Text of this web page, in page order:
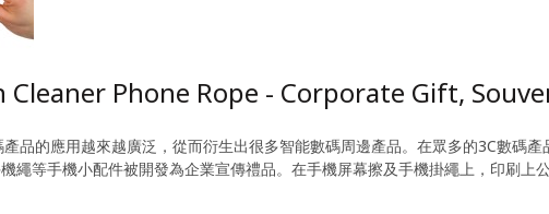
Cleaner Phone Rope - Corporate Gift,
產品的應用越來越廣泛，從而衍生出很多智能數碼周邊產品。在眾多的3C數碼
繩等手機小配件被開發為企業宣傳禮品。在手機屏幕擦及手機掛繩上，印刷上